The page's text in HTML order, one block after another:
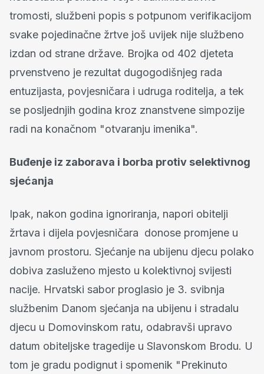
tromosti, službeni popis s potpunom verifikacijom
svake pojedinačne žrtve još uvijek nije službeno
izdan od strane države. Brojka od 402 djeteta
prvenstveno je rezultat dugogodišnjeg rada
entuzijasta, povjesničara i udruga roditelja, a tek
se posljednjih godina kroz znanstvene simpozije
radi na konačnom "otvaranju imenika".
Buđenje iz zaborava i borba protiv selektivnog
sjećanja
Ipak, nakon godina ignoriranja, napori obitelji
žrtava i dijela povjesničara donose promjene u
javnom prostoru. Sjećanje na ubijenu djecu polako
dobiva zasluženo mjesto u kolektivnoj svijesti
nacije. Hrvatski sabor proglasio je 3. svibnja
službenim Danom sjećanja na ubijenu i stradalu
djecu u Domovinskom ratu, odabravši upravo
datum obiteljske tragedije u Slavonskom Brodu. U
tom je gradu podignut i spomenik "Prekinuto